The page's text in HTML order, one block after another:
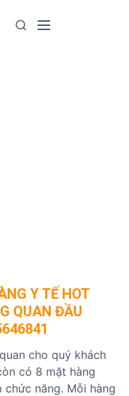
S
M
Y TẾ HOT
QUAN ĐẦU
cho quý khách
có 8 mặt hàng
năng. Mỗi hàng